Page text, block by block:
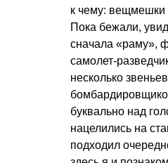
к чему: вещмешки
Пока бежали,
сначала «раму»,
самолет-
несколько
буквально над
нацелились на
подходил